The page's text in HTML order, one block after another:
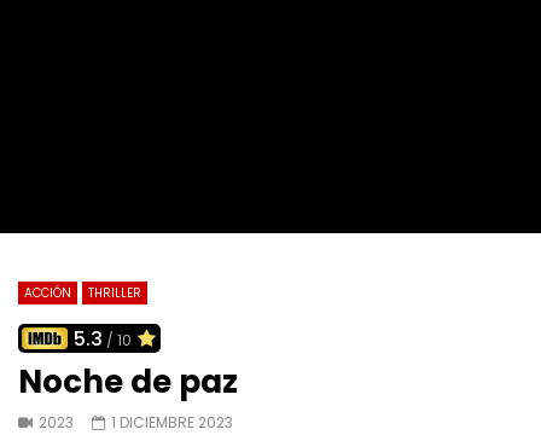
ACCIÓN THRILLER
5.3 / 10
Noche de paz
2023 1 DICIEMBRE 2023